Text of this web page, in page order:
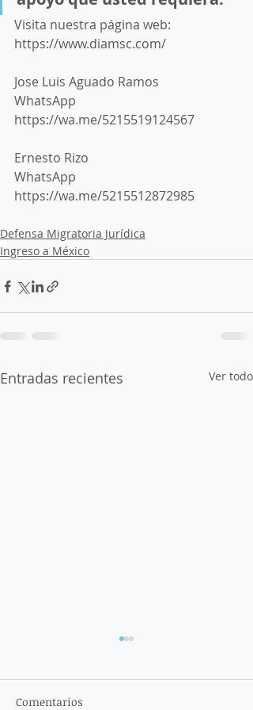
Visita nuestra página web:
https://www.diamsc.com/
Jose Luis Aguado Ramos
WhatsApp
https://wa.me/5215519124567
Ernesto Rizo
WhatsApp
https://wa.me/5215512872985
Defensa Migratoria Jurídica
Ingreso a México
Entradas recientes Ver todo
Comentarios